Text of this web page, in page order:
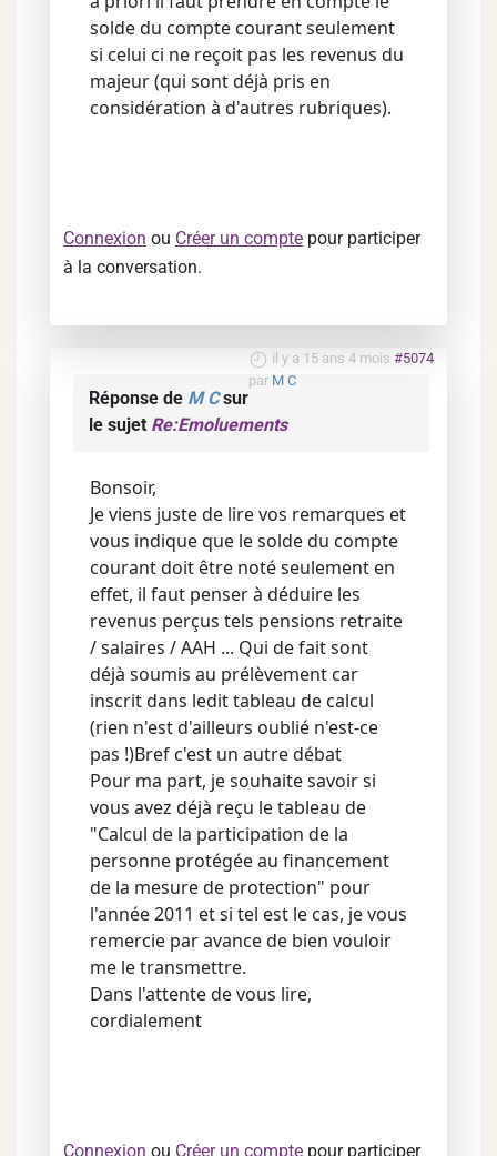
solde du compte courant seulement
si celui ci ne reçoit pas les revenus du
majeur (qui sont déjà pris en
considération à d'autres rubriques).
Connexion ou Créer un compte pour participer
à la conversation.
il y a 15 ans 4 mois #5074
par M C
Réponse de M Csur
le sujet Re:Emoluements
Bonsoir,
Je viens juste de lire vos remarques et
vous indique que le solde du compte
courant doit être noté seulement en
effet, il faut penser à déduire les
revenus perçus tels pensions retraite
/ salaires / AAH ... Qui de fait sont
déjà soumis au prélèvement car
inscrit dans ledit tableau de calcul
(rien n'est d'ailleurs oublié n'est-ce
pas !)Bref c'est un autre débat
Pour ma part, je souhaite savoir si
vous avez déjà reçu le tableau de
"Calcul de la participation de la
personne protégée au financement
de la mesure de protection" pour
l'année 2011 et si tel est le cas, je vous
remercie par avance de bien vouloir
me le transmettre.
Dans l'attente de vous lire,
cordialement
Connexion ou Créer un compte pour participer